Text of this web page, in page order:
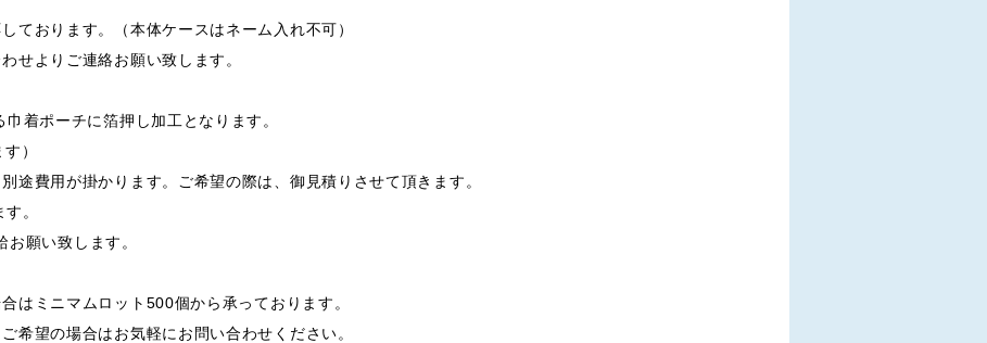
ております。（本体ケースはネーム入れ不可）
せよりご連絡お願い致します。
着ポーチに箔押し加工となります。
）
途費用が掛かります。ご希望の際は、御見積りさせて頂きます。
。
願い致します。
はミニマムロット500個から承っております。
希望の場合はお気軽にお問い合わせください。